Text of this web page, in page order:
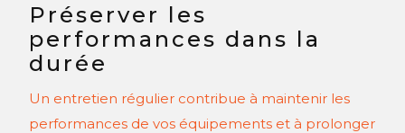
Préserver les
performances dans la
durée
Un entretien régulier contribue à maintenir les
performances de vos équipements et à prolonger